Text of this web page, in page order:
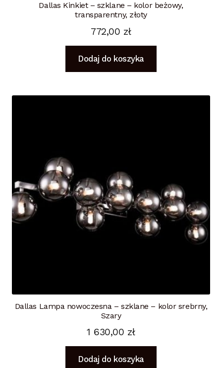
Dallas Kinkiet – szklane – kolor beżowy,
transparentny, złoty
772,00 zł
Dodaj do koszyka
Dallas Lampa nowoczesna – szklane – kolor srebrny,
Szary
1 630,00 zł
Dodaj do koszyka